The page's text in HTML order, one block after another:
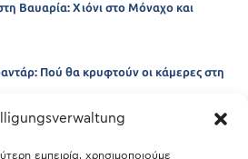
εμπειρία, χρησιμοποιούμε
Βαυαρία: Χιόνι στο Μόναχο και
Πού θα κρυφτούν οι κάμερες στη